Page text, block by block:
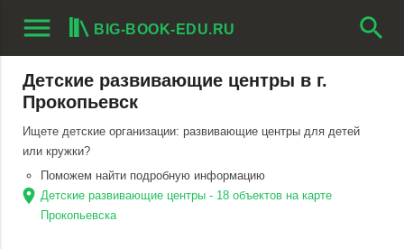
menu BIG-BOOK-EDU.RU search
Детские развивающие центры в г.
Прокопьевск
Ищете детские организации: развивающие центры для детей
или кружки?
Поможем найти подробную информацию
location_on Детские развивающие центры - 18 объектов на карте
Прокопьевска